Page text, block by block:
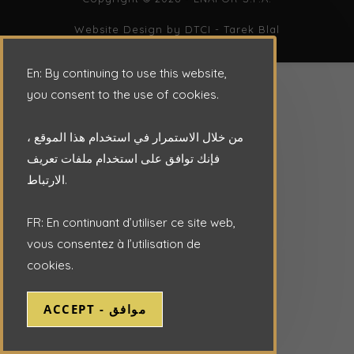
Website Design by DTCI - Tarek Blal
En: By continuing to use this website,
you consent to the use of cookies.
من خلال الاستمرار في استخدام هذا الموقع ،
فإنك توافق على استخدام ملفات تعريف
الارتباط.
FR: En continuant d’utiliser ce site web,
vous consentez à l’utilisation de
cookies.
ACCEPT - موافق